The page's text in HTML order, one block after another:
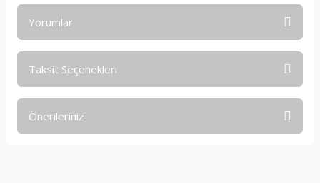
Yorumlar
Taksit Seçenekleri
Önerileriniz